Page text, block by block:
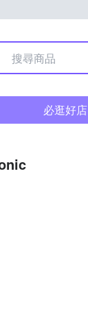
必逛好店